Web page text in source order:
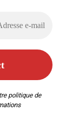
politique de